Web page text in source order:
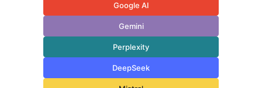
Google AI
Gemini
Perplexity
DeepSeek